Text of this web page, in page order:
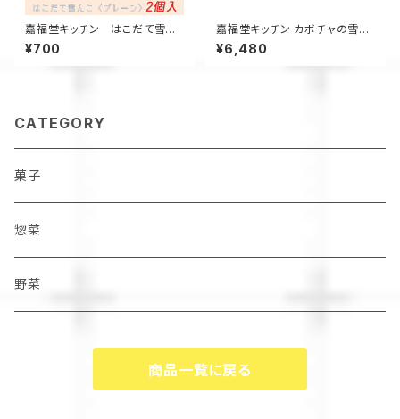
嘉福堂キッチン はこだて雪ん
こ プレーン2個入 / スイートポ
テト 大福 北海道限定 函館 手作
り スイーツ 取り寄せ 人気 菓子
¥700
嘉福堂キッチン カボチャの雪ん
こ プリン 6個入 / サステナブル
北海道限定 函館 手作り スイー
ツ 取り寄せ 人気 菓子 冷凍 甘
¥6,480
CATEGORY
菓子
惣菜
野菜
商品一覧に戻る